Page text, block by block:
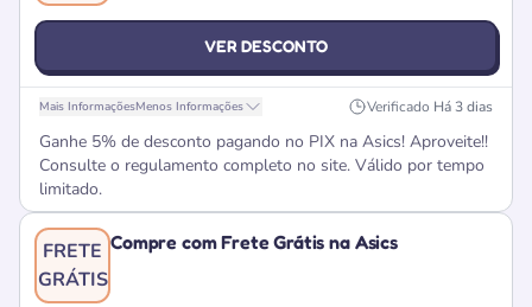
VER DESCONTO
Mais InformaçõesMenos Informações Verificado Há 3 dias
Ganhe 5% de desconto pagando no PIX na Asics! Aproveite!!
Consulte o regulamento completo no site. Válido por tempo
limitado.
FRETE
GRÁTIS
Compre com Frete Grátis na Asics